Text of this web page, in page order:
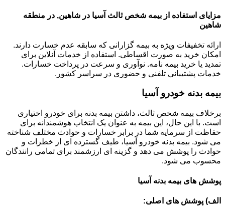
مزایای استفاده از بیمه شخص ثالث آسیا در شاهین, در منطقه
شاهین
ارائه تخفیفات ویژه به بیمه گزارانی که سابقه عدم خسارت دارند.
امکان خرید به صورت اقساطی. استفاده از خدمات آنلاین برای
تمدید یا خرید بیمه نامه. نوآوری و سرعت در پرداخت خسارات.
خدمات پشتیبانی تلفنی و حضوری در سراسر کشور.
بیمه بدنه خودرو آسیا
برخلاف بیمه شخص ثالث، داشتن بیمه بدنه برای خودرو اختیاری
است. با این حال، این بیمه به عنوان یک انتخاب هوشمندانه برای
حفاظت از سرمایه شما در برابر خسارات و حوادث مختلف شناخته
می شود. بیمه بدنه خودرو آسیا، طیف گسترده ای از خطرات و
حوادث را پوشش می دهد و گزینه ای ارزشمند برای تمامی رانندگان
محسوب می شود.
پوشش های بیمه بدنه آسیا
الف) پوشش های اصلی: